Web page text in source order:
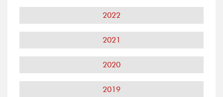
2022
2021
2020
2019